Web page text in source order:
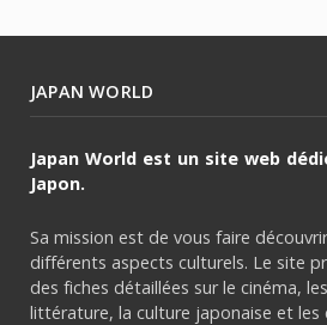
JAPAN WORLD
Japan World est un site web
Japon.
Sa mission est de vous faire
différents aspects culturels. Le site
des fiches détaillées sur le cinéma,
littérature, la culture japonaise et les